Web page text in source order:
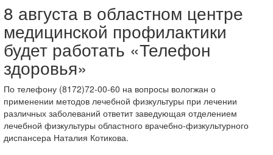
8 августа в областном центре
медицинской профилактики
будет работать «Телефон
здоровья»
По телефону (8172)72-00-60 на вопросы вологжан о
применении методов лечебной физкультуры при лечении
различных заболеваний ответит заведующая отделением
лечебной физкультуры областного врачебно-физкультурного
диспансера Наталия Котикова.